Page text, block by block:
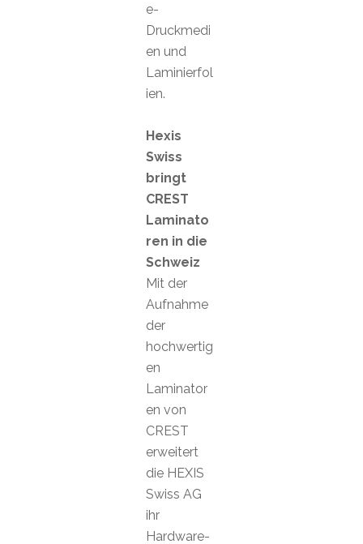
e-
Druckmedi
en und
Laminierfol
ien.
Hexis
Swiss
bringt
CREST
Laminato
ren in die
Schweiz
Mit der
Aufnahme
der
hochwertig
en
Laminator
en von
CREST
erweitert
die HEXIS
Swiss AG
ihr
Hardware-